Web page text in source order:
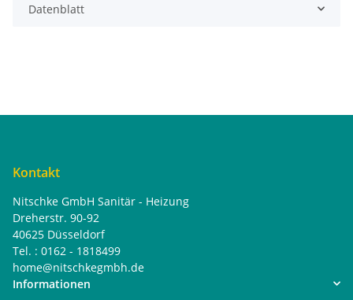
Datenblatt
Kontakt
Nitschke GmbH Sanitär - Heizung
Dreherstr. 90-92
40625 Düsseldorf
Tel. : 0162 - 1818499
home@nitschkegmbh.de
Informationen